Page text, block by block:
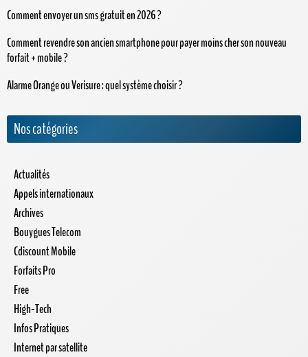
Comment envoyer un sms gratuit en 2026 ?
Comment revendre son ancien smartphone pour payer moins cher son nouveau
forfait + mobile ?
Alarme Orange ou Verisure : quel système choisir ?
Nos catégories
Actualités
Appels internationaux
Archives
Bouygues Telecom
Cdiscount Mobile
Forfaits Pro
Free
High-Tech
Infos Pratiques
Internet par satellite